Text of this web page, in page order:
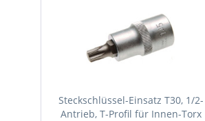
Steckschlüssel-Einsatz T30, 1/2-
Antrieb, T-Profil für Innen-Torx